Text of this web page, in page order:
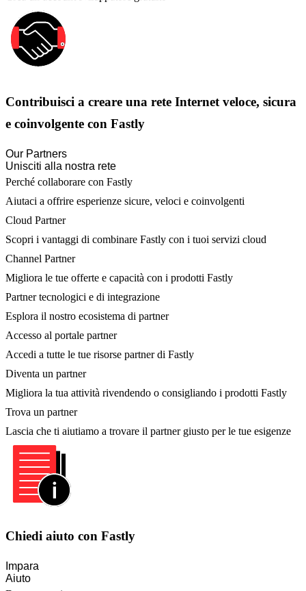
Contribuisci a creare una rete Internet veloce, sicura
e coinvolgente con Fastly
Our Partners
Unisciti alla nostra rete
Perché collaborare con Fastly
Aiutaci a offrire esperienze sicure, veloci e coinvolgenti
Cloud Partner
Scopri i vantaggi di combinare Fastly con i tuoi servizi cloud
Channel Partner
Migliora le tue offerte e capacità con i prodotti Fastly
Partner tecnologici e di integrazione
Esplora il nostro ecosistema di partner
Accesso al portale partner
Accedi a tutte le tue risorse partner di Fastly
Diventa un partner
Migliora la tua attività rivendendo o consigliando i prodotti Fastly
Trova un partner
Lascia che ti aiutiamo a trovare il partner giusto per le tue esigenze
Chiedi aiuto con Fastly
Impara
Aiuto